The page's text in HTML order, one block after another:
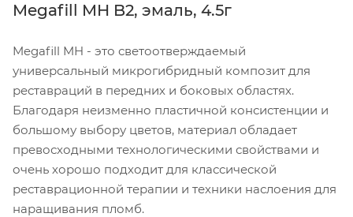
Megafill MH B2, эмаль, 4.5г
Megafill MH - это светоотверждаемый
универсальный микрогибридный композит для
реставраций в передних и боковых областях.
Благодаря неизменно пластичной консистенции и
большому выбору цветов, материал обладает
превосходными технологическими свойствами и
очень хорошо подходит для классической
реставрационной терапии и техники наслоения для
наращивания пломб.